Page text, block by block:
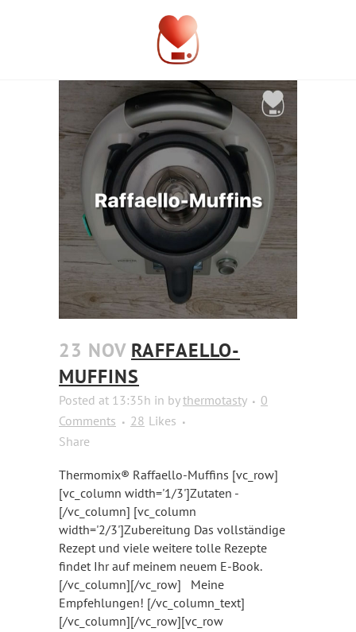
23 NOV RAFFAELLO-
MUFFINS
Posted at 13:35h in bythermotasty
0
Comments
28 Likes
Share
Thermomix® Raffaello-Muffins [vc_row]
[vc_column width='1/3']Zutaten -
[/vc_column] [vc_column
width='2/3']Zubereitung Das vollständige
Rezept und viele weitere tolle Rezepte
findet Ihr auf meinem neuem E-Book.
[/vc_column][/vc_row] Meine
Empfehlungen! [/vc_column_text]
[/vc_column][/vc_row][vc_row